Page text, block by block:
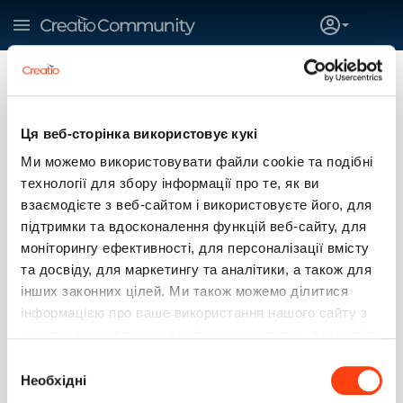
Ця веб-сторінка використовує кукі
Ми можемо використовувати файли cookie та подібні
технології для збору інформації про те, як ви
взаємодієте з веб-сайтом і використовуєте його, для
підтримки та вдосконалення функцій веб-сайту, для
моніторингу ефективності, для персоналізації вмісту
та досвіду, для маркетингу та аналітики, а також для
інших законних цілей. Ми також можемо ділитися
інформацією про ваше використання нашого сайту з
інформацією, яку ви їм надали або яку вони зібрали
під час використання вами їхніх послуг. Детальніше
згоди
Необхідні
Panferov Pavel
LockerPost
N/A Tashkent
SUBSCRIBE